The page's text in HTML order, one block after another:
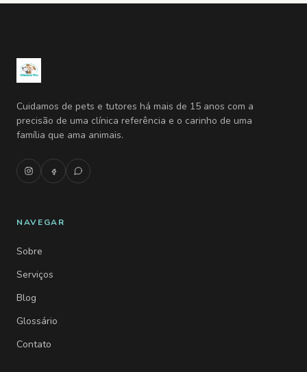
Cuidamos de pets e tutores há mais de 15 anos com a
precisão de uma clínica referência e o carinho de uma
família que ama animais.
NAVEGAR
Sobre
Serviços
Blog
Glossário
Contato